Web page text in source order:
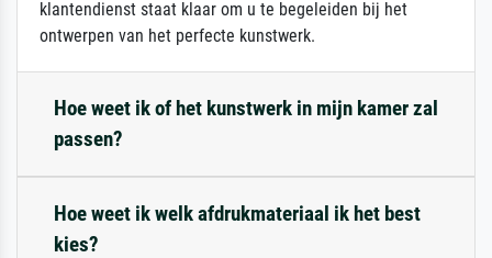
klantendienst staat klaar om u te begeleiden bij het
ontwerpen van het perfecte kunstwerk.
Hoe weet ik of het kunstwerk in mijn kamer zal
passen?
Hoe weet ik welk afdrukmateriaal ik het best
kies?